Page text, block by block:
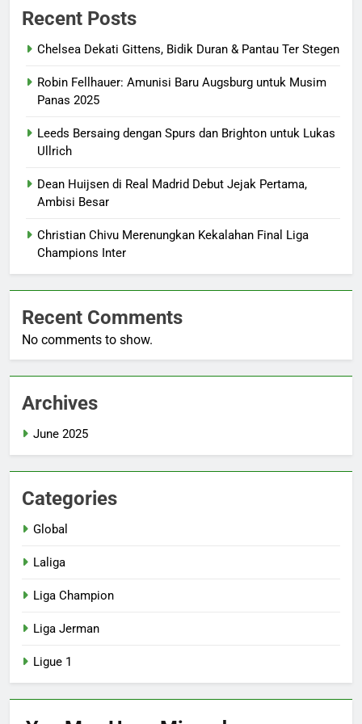
Recent Posts
Chelsea Dekati Gittens, Bidik Duran & Pantau Ter Stegen
Robin Fellhauer: Amunisi Baru Augsburg untuk Musim
Panas 2025
Leeds Bersaing dengan Spurs dan Brighton untuk Lukas
Ullrich
Dean Huijsen di Real Madrid Debut Jejak Pertama,
Ambisi Besar
Christian Chivu Merenungkan Kekalahan Final Liga
Champions Inter
Recent Comments
No comments to show.
Archives
June 2025
Categories
Global
Laliga
Liga Champion
Liga Jerman
Ligue 1